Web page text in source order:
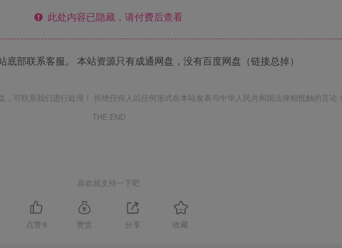
此处内容已隐藏，请付费后查看
底部联系客服。 本站资源只有成通网盘，没有百度网盘（链接总掉）
，可联系我们进行处理！ 拒绝任何人以任何形式在本站发表与中华人民共和国法律相抵触的言论
THE END
喜欢就支持一下吧
点赞 6 赞赏 分享 收藏